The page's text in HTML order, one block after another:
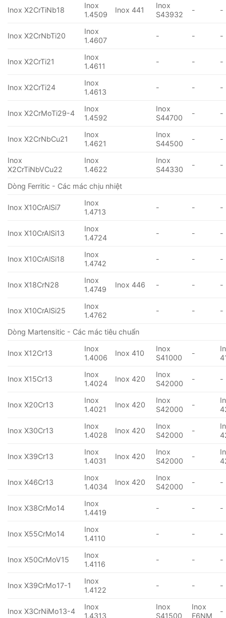
Inox X2CrTiNb18
Inox
1.4509
Inox 441
Inox
S43932
- -
Inox X2CrNbTi20
Inox
1.4607
- - -
Inox X2CrTi21
Inox
1.4611
- - -
Inox X2CrTi24
Inox
1.4613
- - -
Inox X2CrMoTi29-4
Inox
1.4592
Inox
S44700
- -
Inox X2CrNbCu21
Inox
1.4621
Inox
S44500
- -
Inox
X2CrTiNbVCu22
Inox
1.4622
Inox
S44330
- -
Dòng Ferritic - Các mác chịu nhiệt
Inox X10CrAlSi7
Inox
1.4713
- - -
Inox X10CrAlSi13
Inox
1.4724
- - -
Inox X10CrAlSi18
Inox
1.4742
- - -
Inox X18CrN28
Inox
1.4749
Inox 446 - - -
Inox X10CrAlSi25
Inox
1.4762
- - -
Dòng Martensitic - Các mác tiêu chuẩn
Inox X12Cr13
Inox
1.4006
Inox 410
Inox
S41000
-
Inox X15Cr13
Inox
1.4024
Inox 420
Inox
S42000
- -
Inox X20Cr13
Inox
1.4021
Inox 420
Inox
S42000
-
Inox X30Cr13
Inox
1.4028
Inox 420
Inox
S42000
-
Inox X39Cr13
Inox
1.4031
Inox 420
Inox
S42000
-
Inox X46Cr13
Inox
1.4034
Inox 420
Inox
S42000
- -
Inox X38CrMo14
Inox
1.4419
- - -
Inox X55CrMo14
Inox
1.4110
- - -
Inox X50CrMoV15
Inox
1.4116
- - -
Inox X39CrMo17-1
Inox
1.4122
- - -
Inox X3CrNiMo13-4
Inox
1.4313
Inox
S41500
Inox
F6NM
-